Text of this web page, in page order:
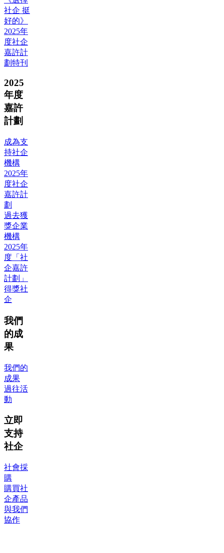
社企 挺
好的》
2025年
度社企
嘉許計
劃特刊
2025
年度
嘉許
計劃
成為支
持社企
機構
2025年
度社企
嘉許計
劃
過去獲
獎企業
機構
2025年
度「社
企嘉許
計劃」
得獎社
企
我們
的成
果
我們的
成果
過往活
動
立即
支持
社企
社會採
購
購買社
企產品
與我們
協作